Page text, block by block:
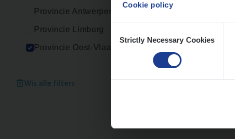
Cookie policy
Selection
Strictly Necessary Cookies
Provincie Antwerpen
Provincie Limburg
Provincie Oost-Vlaanderen
Wis alle filters